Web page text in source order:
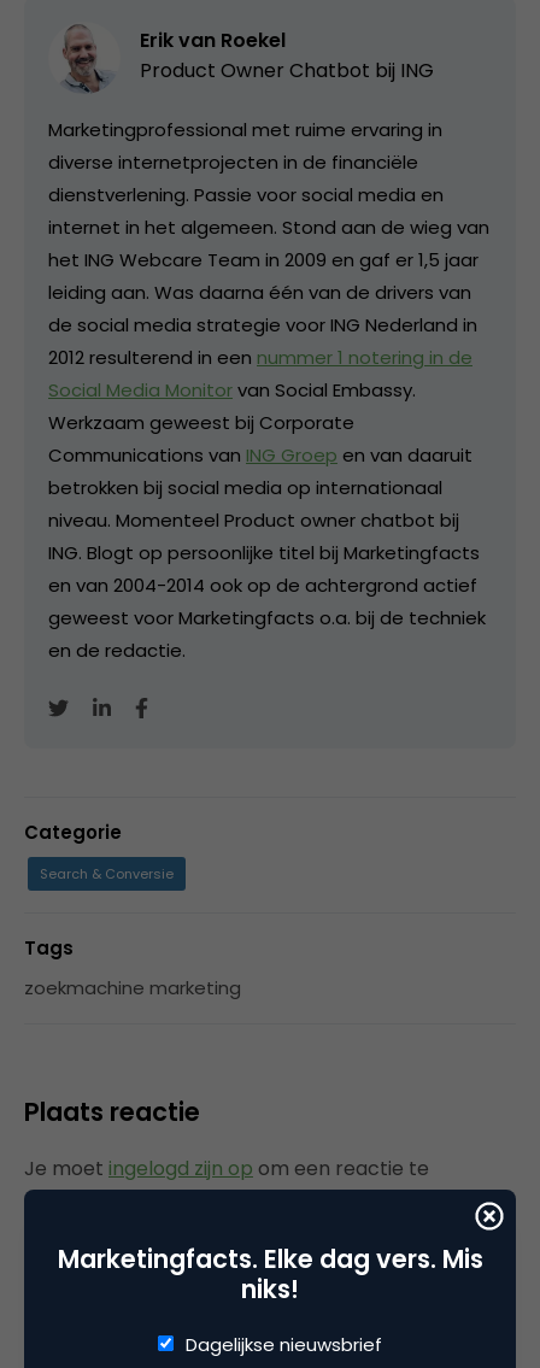
Erik van Roekel
Product Owner Chatbot bij ING
Marketingprofessional met ruime ervaring in
diverse internetprojecten in de financiële
dienstverlening. Passie voor social media en
internet in het algemeen. Stond aan de wieg van
het ING Webcare Team in 2009 en gaf er 1,5 jaar
leiding aan. Was daarna één van de drivers van
de social media strategie voor ING Nederland in
2012 resulterend in een nummer 1 notering in de
Social Media Monitorvan Social Embassy.
Werkzaam geweest bij Corporate
Communications van ING Groep en van daaruit
betrokken bij social media op internationaal
niveau. Momenteel Product owner chatbot bij
ING. Blogt op persoonlijke titel bij Marketingfacts
en van 2004-2014 ook op de achtergrond actief
geweest voor Marketingfacts o.a. bij de techniek
en de redactie.
Categorie
Search & Conversie
Tags
zoekmachine marketing
Plaats reactie
Je moet ingelogd zijn op om een reactie te
plaatsen.
Gerelateerde artikelen
Marketingfacts. Elke dag vers. Mis
niks!
Dagelijkse nieuwsbrief